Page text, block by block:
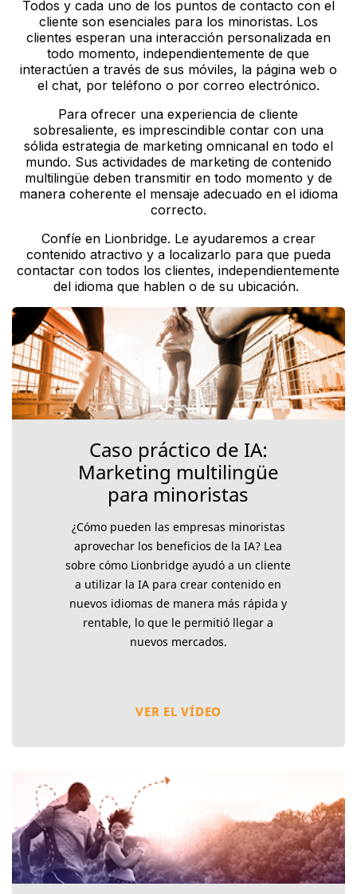
Todos y cada uno de los puntos de contacto con el
cliente son esenciales para los minoristas. Los
clientes esperan una interacción personalizada en
todo momento, independientemente de que
interactúen a través de sus móviles, la página web o
el chat, por teléfono o por correo electrónico.
Para ofrecer una experiencia de cliente
sobresaliente, es imprescindible contar con una
sólida estrategia de marketing omnicanal en todo el
mundo. Sus actividades de marketing de contenido
multilingüe deben transmitir en todo momento y de
manera coherente el mensaje adecuado en el idioma
correcto.
Confíe en Lionbridge. Le ayudaremos a crear
contenido atractivo y a localizarlo para que pueda
contactar con todos los clientes, independientemente
del idioma que hablen o de su ubicación.
Caso práctico de IA:
Marketing multilingüe
para minoristas
¿Cómo pueden las empresas minoristas
aprovechar los beneficios de la IA? Lea
sobre cómo Lionbridge ayudó a un cliente
a utilizar la IA para crear contenido en
nuevos idiomas de manera más rápida y
rentable, lo que le permitió llegar a
nuevos mercados.
VER EL VÍDEO